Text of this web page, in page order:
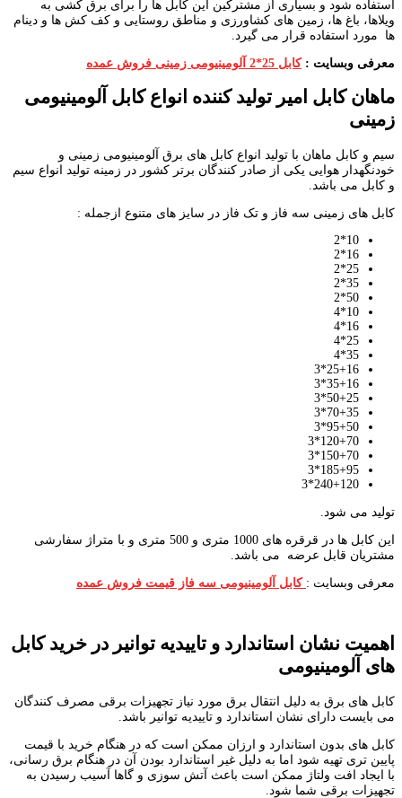
استفاده شود و بسیاری از مشترکین این کابل ها را برای برق کشی به
ویلاها، باغ ها، زمین های کشاورزی و مناطق روستایی و کف کش ها و دینام
ها مورد استفاده قرار می گیرد.
معرفی وبسایت :کابل 25*2 آلومینیومی زمینی فروش عمده
ماهان کابل امیر تولید کننده انواع کابل آلومینیومی
زمینی
سیم و کابل ماهان با تولید انواع کابل های برق آلومینیومی زمینی و
خودنگهدار هوایی یکی از صادر کنندگان برتر کشور در زمینه تولید انواع سیم
و کابل می باشد.
کابل های زمینی سه فاز و تک فاز در سایز های متنوع ازجمله :
10*2
16*2
25*2
35*2
50*2
10*4
16*4
25*4
35*4
25+16*3
35+16*3
50+25*3
70+35*3
95+50*3
120+70*3
150+70*3
185+95*3
240+120*3
تولید می شود.
این کابل ها در قرقره های 1000 متری و 500 متری و با متراژ سفارشی
مشتریان قابل عرضه می باشد.
معرفی وبسایت : کابل آلومینیومی سه فاز قیمت فروش عمده
اهمیت نشان استاندارد و تاییدیه توانیر در خرید کابل
های آلومینیومی
کابل های برق به دلیل انتقال برق مورد نیاز تجهیزات برقی مصرف کنندگان
می بایست دارای نشان استاندارد و تاییدیه توانیر باشد.
کابل های بدون استاندارد و ارزان ممکن است که در هنگام خرید با قیمت
پایین تری تهیه شود اما به دلیل غیر استاندارد بودن آن در هنگام برق رسانی،
با ایجاد افت ولتاژ ممکن است باعث آتش سوزی و گاها آسیب رسیدن به
تجهیزات برقی شما شود.